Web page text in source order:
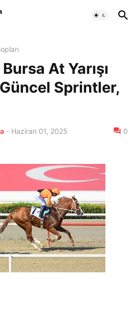
At Yarışı
Sprintler,
- Haziran 01, 2025 0